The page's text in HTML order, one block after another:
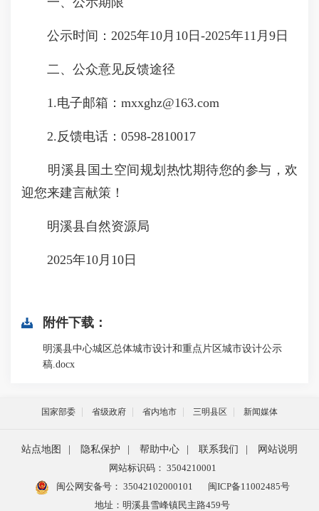
公示时间：2025年10月10日-2025年11月9日
二、公众意见反馈途径
1.电子邮箱：mxxghz@163.com
2.反馈电话：0598-2810017
明溪县国土空间规划热忱期待您的参与，欢
迎您来建言献策！
明溪县自然资源局
2025年10月10日
附件下载：
明溪县中心城区总体城市设计和重点片区城市设计公示
稿.docx
国家部委 省级政府 省内地市 三明县区 新闻媒体
站点地图 隐私保护 帮助中心 联系我们
网站说明
网站标识码： 3504210001
闽公网安备号： 35042102000101
闽ICP备11002485号
地址：明溪县雪峰镇民主路459号